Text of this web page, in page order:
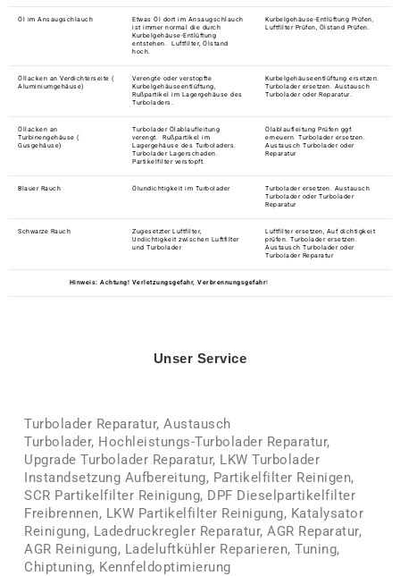
Öl im Ansaugschlauch
Etwas Öl dort im Ansaugschlauch
ist immer normal die durch
Kurbelgehäuse-Entlüftung
entstehen. Luftfilter, Ölstand
hoch.
Kurbelgehäuse-Entlüftung Prüfen,
Luftfilter Prüfen, Ölstand Prüfen.
Öllacken an Verdichterseite (
Aluminiumgehäuse)
Verengte oder verstopfte
Kurbelgehäuseentlüftung,
Rußpartikel im Lagergehäuse des
Turboladers.
Kurbelgehäuseentlüftung ersetzen.
Turbolader ersetzen. Austausch
Turbolader oder Reparatur.
Öllacken an
Turbinengehäuse (
Gusgehäuse)
Turbolader Ölablaufleitung
verengt. Rußpartikel im
Lagergehäuse des Turboladers.
Turbolader Lagerschaden.
Partikelfilter verstopft.
Ölablaufleitung Prüfen ggf.
erneuern. Turbolader ersetzen.
Austausch Turbolader oder
Reparatur
Blauer Rauch Ölundichtigkeit im Turbolader
Turbolader ersetzen. Austausch
Turbolader oder Turbolader
Reparatur
Schwarze Rauch
Zugesetzter Luftfilter,
Undichtigkeit zwischen Luftfilter
und Turbolader
Luftfilter ersetzen, Auf dichtigkeit
prüfen. Turbolader ersetzen.
Austausch Turbolader oder
Turbolader Reparatur
Hinweis: Achtung! Verletzungsgefahr, Verbrennungsgefahr!
Unser Service
Turbolader Reparatur, Austausch
Turbolader, Hochleistungs-Turbolader Reparatur,
Upgrade Turbolader Reparatur, LKW Turbolader
Instandsetzung Aufbereitung, Partikelfilter Reinigen,
SCR Partikelfilter Reinigung, DPF Dieselpartikelfilter
Freibrennen, LKW Partikelfilter Reinigung, Katalysator
Reinigung, Ladedruckregler Reparatur, AGR Reparatur,
AGR Reinigung, Ladeluftkühler Reparieren, Tuning,
Chiptuning, Kennfeldoptimierung